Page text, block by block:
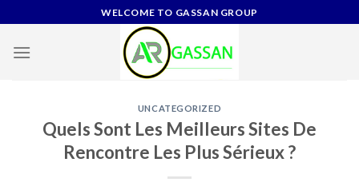
to
content
WELCOME TO GASSAN GROUP
UNCATEGORIZED
Quels Sont Les Meilleurs Sites De
Rencontre Les Plus Sérieux ?